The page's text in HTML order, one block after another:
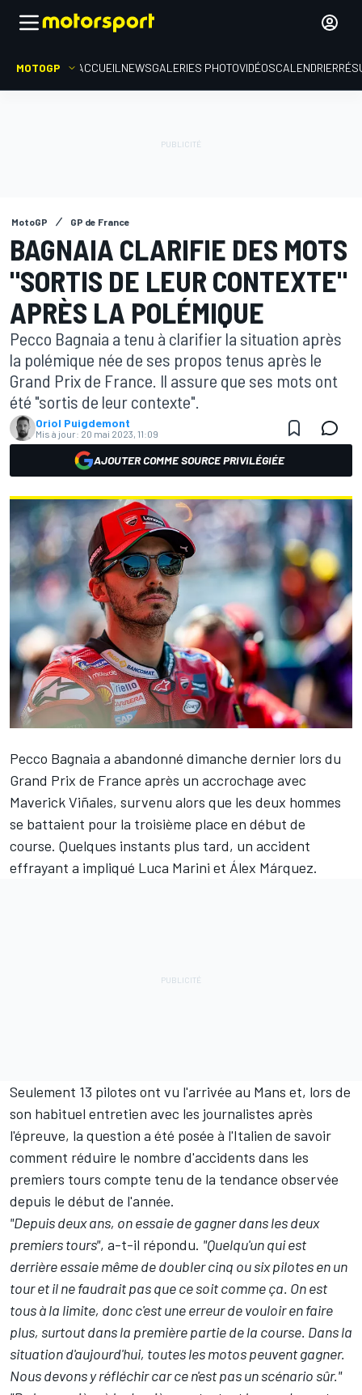
MOTOGP ACCUEIL NEWSGALERIES PHOTOVIDÉOSCALENDRIER
MotoGP GP de France
BAGNAIA CLARIFIE DES MOTS
"SORTIS DE LEUR CONTEXTE"
APRÈS LA POLÉMIQUE
Pecco Bagnaia a tenu à clarifier la situation après
la polémique née de ses propos tenus après le
Grand Prix de France. Il assure que ses mots ont
été "sortis de leur contexte".
Oriol Puigdemont
Mis à jour: 20 mai 2023, 11:09
AJOUTER COMME SOURCE PRIVILÉGIÉE
Pecco Bagnaia a abandonné dimanche dernier lors du
Grand Prix de France après un accrochage avec
Maverick Viñales, survenu alors que les deux hommes
se battaient pour la troisième place en début de
course. Quelques instants plus tard, un accident
effrayant a impliqué Luca Marini et Álex Márquez.
Seulement 13 pilotes ont vu l'arrivée au Mans et, lors de
son habituel entretien avec les journalistes après
l'épreuve, la question a été posée à l'Italien de savoir
comment réduire le nombre d'accidents dans les
premiers tours compte tenu de la tendance observée
depuis le début de l'année.
"Depuis deux ans, on essaie de gagner dans les deux
premiers tours", a-t-il répondu. "Quelqu'un qui est
derrière essaie même de doubler cinq ou six pilotes en un
tour et il ne faudrait pas que ce soit comme ça. On est
tous à la limite, donc c'est une erreur de vouloir en faire
plus, surtout dans la première partie de la course. Dans la
situation d'aujourd'hui, toutes les motos peuvent gagner.
Nous devons y réfléchir car ce n'est pas un scénario sûr."